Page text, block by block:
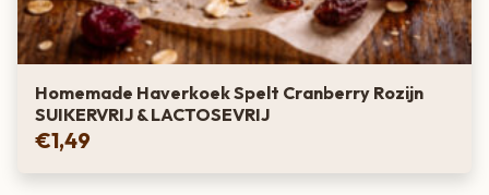
Homemade Haverkoek Spelt Cranberry Rozijn
SUIKERVRIJ & LACTOSEVRIJ
€1,49